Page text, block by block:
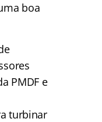
boa
PMDF e
turbinar